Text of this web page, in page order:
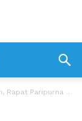
Dewan Molor Dua Jam